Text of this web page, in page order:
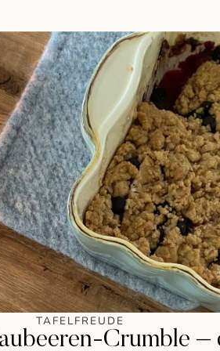
TAFELFREUDE
Crumble –